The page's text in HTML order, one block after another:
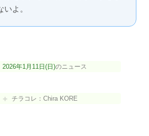
いよ。
2026年1月11日(日)のニュース
チラコレ：Chira KORE